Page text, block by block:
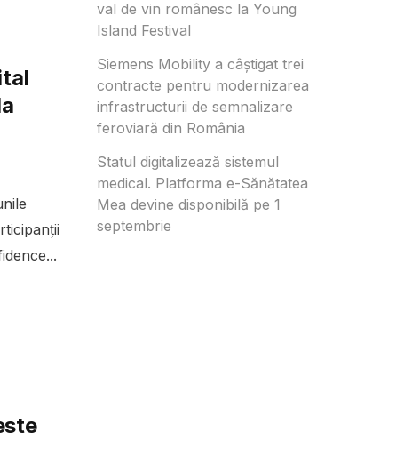
val de vin românesc la Young
Island Festival
Siemens Mobility a câștigat trei
contracte pentru modernizarea
infrastructurii de semnalizare
feroviară din România
Statul digitalizează sistemul
medical. Platforma e-Sănătatea
Mea devine disponibilă pe 1
septembrie